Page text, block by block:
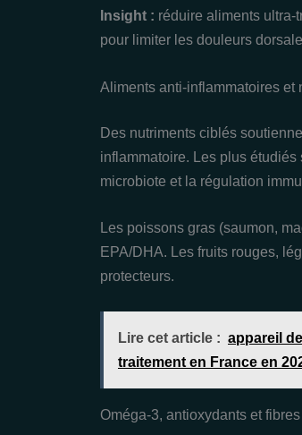
Insight : réduire aliments
pour limiter les douleurs
Aliments anti‑inflammatoires
Des nutriments ciblés
inflammatoire. Les plus étudiés
microbiote et la régulation
Les poissons gras (saumon,
EPA/DHA. Les fruits rouges,
protecteurs.
Lire cet article : appareil
traitement en France en
Oméga‑3, antioxydants et